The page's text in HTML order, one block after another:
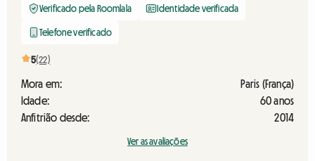
Verificado pela Roomlala Identidade verificada
Telefone verificado
5(22)
Mora em:
Paris (França)
Idade:
60 anos
Anfitrião desde:
2014
Ver as avaliações